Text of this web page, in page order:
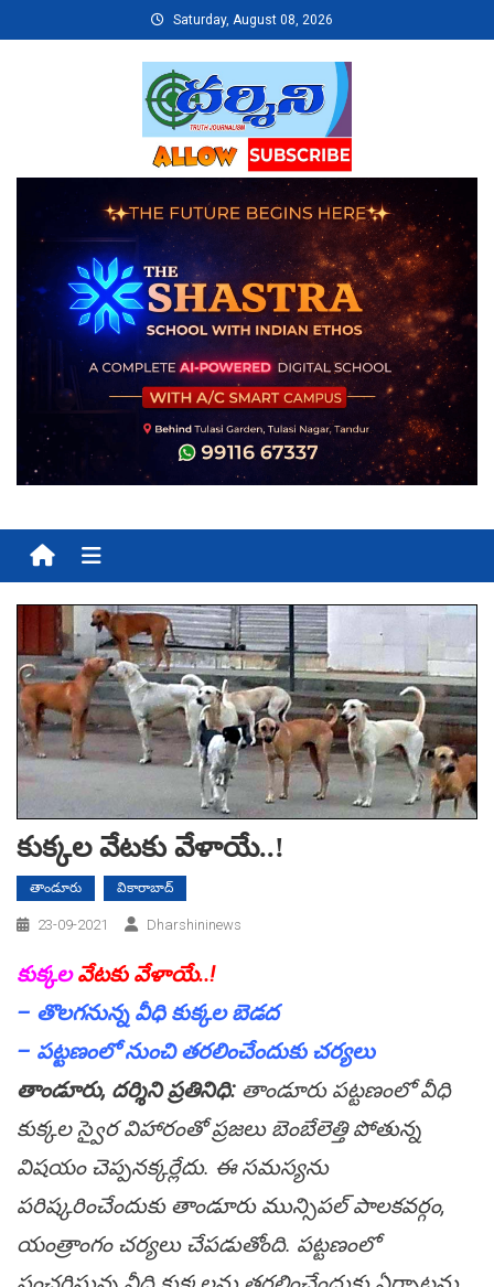
to
Saturday, August 08, 2026
Menu
కుక్క‌ల వేట‌కు వేళాయే..!
తాండూరు వికారాబాద్
23-09-2021 Dharshininews
కుక్క‌ల వేట‌కు వేళాయే..!
– తొల‌గ‌నున్న వీధి కుక్క‌ల బెడ‌ద‌
– ప‌ట్ట‌ణంలో నుంచి త‌ర‌లించేందుకు చ‌ర్య‌లు
తాండూరు, ద‌ర్శిని ప్ర‌తినిధి: తాండూరు ప‌ట్ట‌ణంలో వీధి
కుక్క‌ల స్వైర విహారంతో ప్ర‌జ‌లు బెంబేలెత్తి పోతున్న
విష‌యం చెప్ప‌న‌క్క‌ర్లేదు. ఈ స‌మ‌స్య‌ను
ప‌రిష్క‌రించేందుకు తాండూరు మున్సిప‌ల్ పాల‌క‌వ‌ర్గం,
యంత్రాంగం చ‌ర్య‌లు చేప‌డుతోంది. ప‌ట్ట‌ణంలో